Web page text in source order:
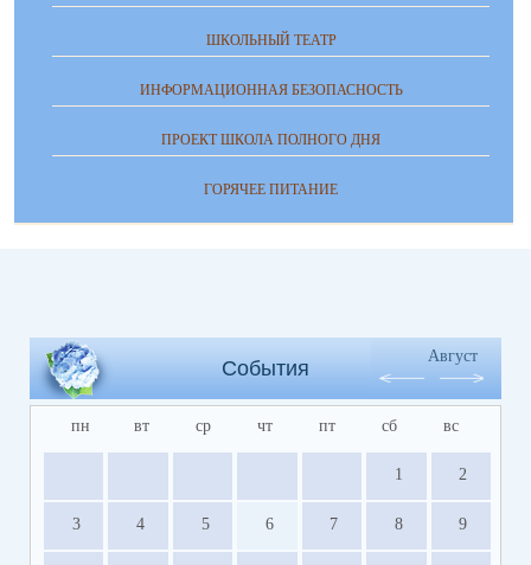
ШКОЛЬНЫЙ ТЕАТР
ИНФОРМАЦИОННАЯ БЕЗОПАСНОСТЬ
ПРОЕКТ ШКОЛА ПОЛНОГО ДНЯ
ГОРЯЧЕЕ ПИТАНИЕ
События
Август
пн вт ср чт пт сб вс
1 2
3 4 5 6 7 8 9